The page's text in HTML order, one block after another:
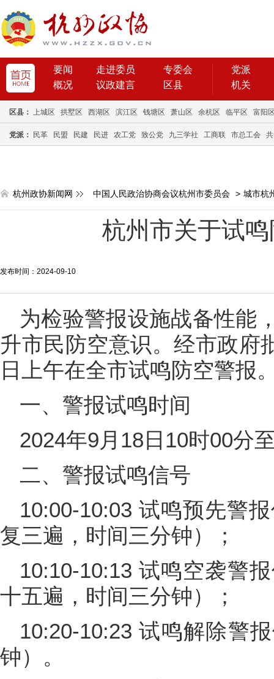
要闻 走进委员
专委会
概况
议政建言 区县
党派
机关
区县： 上城区 拱墅区 西湖区 滨江区 钱塘区 萧山区 余杭区 临平区 富阳
党派： 民革 民盟 民建 民进 农工党 致公党 九三学社 工商联 市总工会
杭州政协新闻网 中国人民政治协商会议杭州市委员会 > 城市杭
杭州市关于试
发布时间：2024-09-10
为检验警报设施战备性能
升市民防空意识。经市政府
日上午在全市试鸣防空警报
一、警报试鸣时间
2024年9月18日10时00分
二、警报试鸣信号
10:00-10:03 试鸣预先警
复三遍，时间三分钟）；
10:10-10:13 试鸣空袭警
十五遍，时间三分钟）；
10:20-10:23 试鸣解除警
钟）。